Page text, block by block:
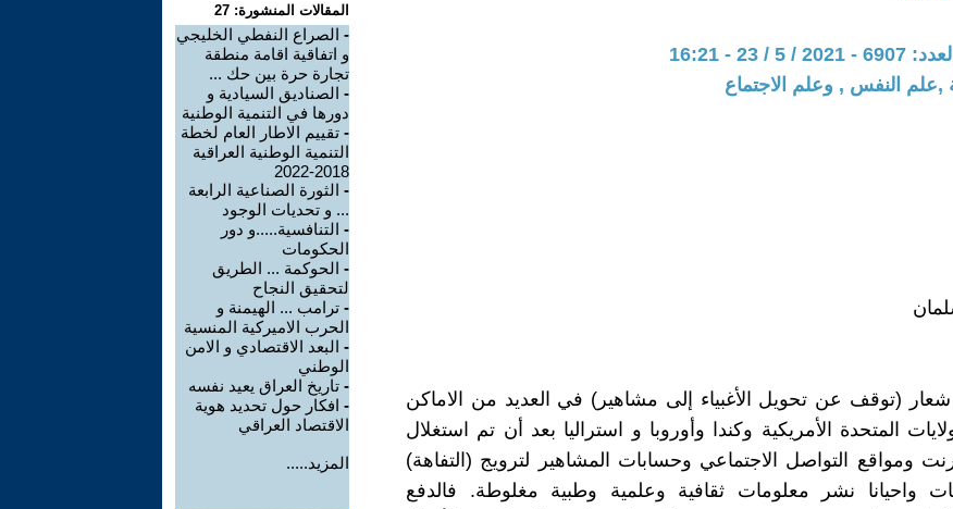
/ 23 - 16:21
,علم النفس , وعلم الاجتماع
شعار (توقف عن تحويل الأغبياء إلى مشاهير) في العديد من الاماكن
المتحدة الأمريكية وكندا وأوروبا و استراليا بعد أن تم استغلال
ومواقع التواصل الاجتماعي وحسابات المشاهير لترويج (التفاهة)
واحيانا نشر معلومات ثقافية وعلمية وطبية مغلوطة. فالدفع
المقالات المنشورة: 27
- الصراع النفطي الخليجي
و اتفاقية اقامة منطقة
تجارة حرة بين حك ...
- الصناديق السيادية و
دورها في التنمية الوطنية
- تقييم الاطار العام لخطة
التنمية الوطنية العراقية
2018-2022
- الثورة الصناعية الرابعة
... و تحديات الوجود
- التنافسية.....و دور
الحكومات
- الحوكمة ... الطريق
لتحقيق النجاح
- ترامب ... الهيمنة و
الحرب الاميركية المنسية
- البعد الاقتصادي و الامن
الوطني
- تاريخ العراق يعيد نفسه
- افكار حول تحديد هوية
الاقتصاد العراقي
المزيد.....